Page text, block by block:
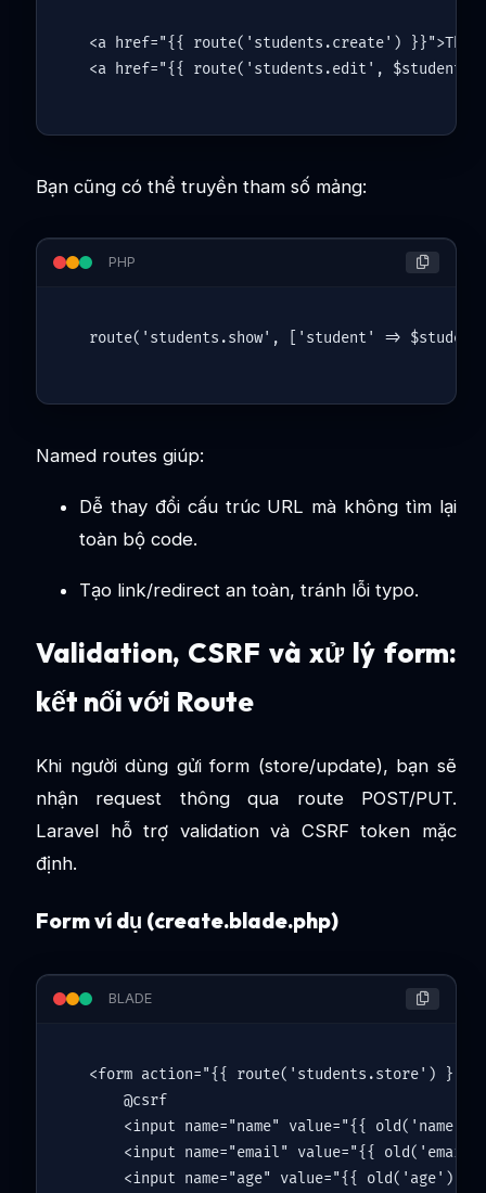
<a href="{{ route('students.create') }}">Thêm
Bạn cũng có thể truyền tham số mảng:
PHP
route( 'students.show' , [ 'student' => $student
Named routes giúp:
Dễ thay đổi cấu trúc URL mà không tìm lại
toàn bộ code.
Tạo link/redirect an toàn, tránh lỗi typo.
Validation, CSRF và xử lý form:
kết nối với Route
Khi người dùng gửi form (store/update), bạn sẽ
nhận request thông qua route POST/PUT.
Laravel hỗ trợ validation và CSRF token mặc
định.
Form ví dụ (create.blade.php)
BLADE
<form action="{{ route('students.store') }}"
    @csrf
<input name="name" value="{{ old('name')
<input name="email" value="{{
<input name="age" value="{{ old('age')